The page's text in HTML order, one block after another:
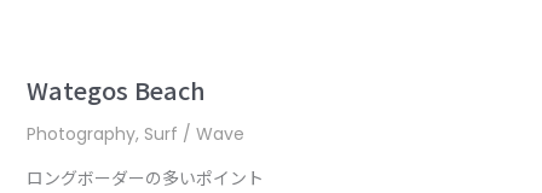
Wategos Beach
Photography, Surf / Wave
ロングボーダーの多いポイント